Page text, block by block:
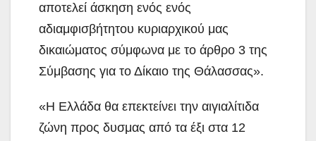
αποτελεί άσκηση ενός ενός
αδιαμφισβήτητου κυριαρχικού μας
δικαιώματος σύμφωνα με το άρθρο 3 της
Σύμβασης για το Δίκαιο της Θάλασσας».
«Η Ελλάδα θα επεκτείνει την αιγιαλίτιδα
ζώνη προς δυσμας από τα έξι στα 12